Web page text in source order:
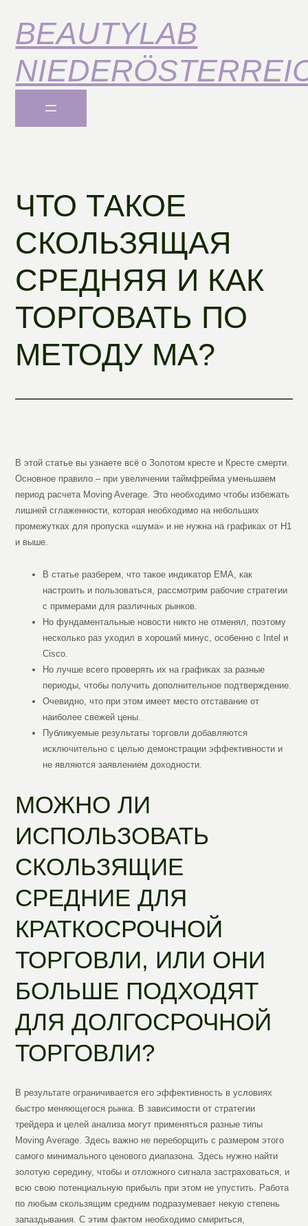
BEAUTYLAB
ЧТО ТАКОЕ
СКОЛЬЗЯЩАЯ
СРЕДНЯЯ И КАК
ТОРГОВАТЬ ПО
МЕТОДУ МА?
В этой статье вы узнаете всё о Золотом кресте и Кресте смерти.
Основное правило – при увеличении таймфрейма уменьшаем
период расчета Moving Average. Это необходимо чтобы избежать
лишней сглаженности, которая необходимо на небольших
промежутках для пропуска «шума» и не нужна на графиках от H1
и выше.
В статье разберем, что такое индикатор EMA, как
настроить и пользоваться, рассмотрим рабочие стратегии
с примерами для различных рынков.
Но фундаментальные новости никто не отменял, поэтому
несколько раз уходил в хороший минус, особенно с Intel и
Ciscо.
Но лучше всего проверять их на графиках за разные
периоды, чтобы получить дополнительное подтверждение.
Очевидно, что при этом имеет место отставание от
наиболее свежей цены.
Публикуемые результаты торговли добавляются
исключительно с целью демонстрации эффективности и
не являются заявлением доходности.
МОЖНО ЛИ
ИСПОЛЬЗОВАТЬ
СКОЛЬЗЯЩИЕ
СРЕДНИЕ ДЛЯ
КРАТКОСРОЧНОЙ
ТОРГОВЛИ, ИЛИ ОНИ
БОЛЬШЕ ПОДХОДЯТ
ДЛЯ ДОЛГОСРОЧНОЙ
ТОРГОВЛИ?
В результате ограничивается его эффективность в условиях
быстро меняющегося рынка. В зависимости от стратегии
трейдера и целей анализа могут применяться разные типы
Moving Average. Здесь важно не переборщить с размером этого
самого минимального ценового диапазона. Здесь нужно найти
золотую середину, чтобы и отложного сигнала застраховаться, и
всю свою потенциальную прибыль при этом не упустить. Работа
по любым скользящим средним подразумевает некую степень
запаздывания. С этим фактом необходимо смириться,